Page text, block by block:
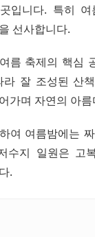
입니다. 특히
선사합니다.
름 축제의 핵심
잘 조성된 산
가며 자연의 아
여 여름밤에는
수지 일원은 고
.